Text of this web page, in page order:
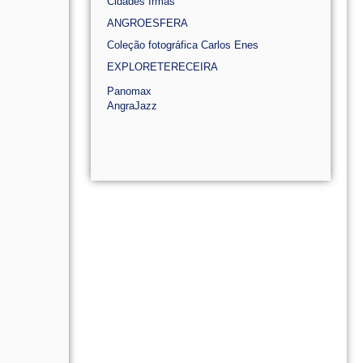
ANGROESFERA
Coleção fotográfica Carlos Enes
EXPLORETERECEIRA
Panomax
AngraJazz